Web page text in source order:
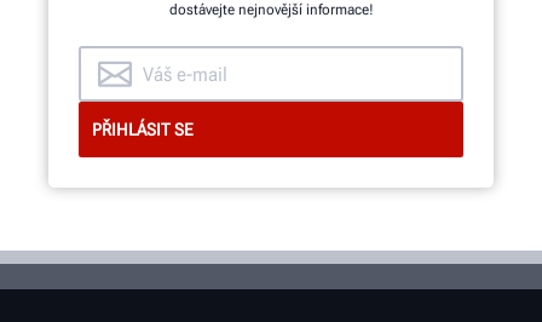
dostávejte nejnovější informace!